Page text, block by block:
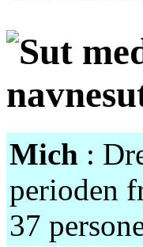
Mich :
perioden
37